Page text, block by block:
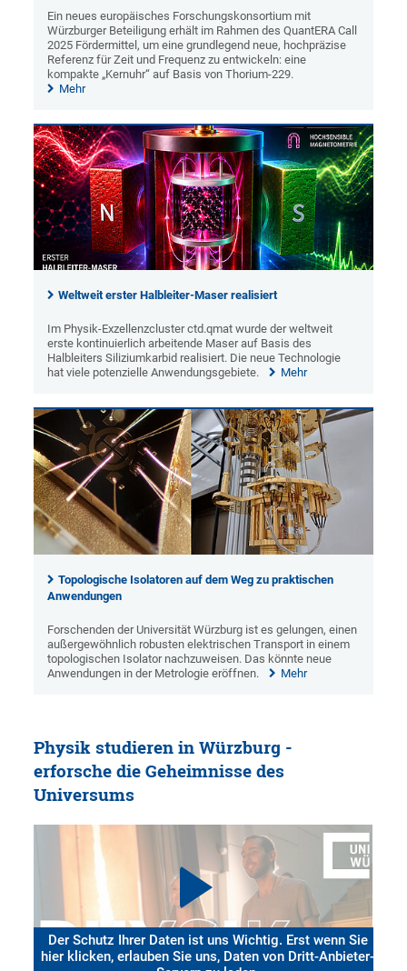
Ein neues europäisches Forschungskonsortium mit
Würzburger Beteiligung erhält im Rahmen des QuantERA Call
2025 Fördermittel, um eine grundlegend neue, hochpräzise
Referenz für Zeit und Frequenz zu entwickeln: eine
kompakte „Kernuhr“ auf Basis von Thorium-229.
Mehr
Weltweit erster Halbleiter-Maser realisiert
Im Physik-Exzellenzcluster ctd.qmat wurde der weltweit
erste kontinuierlich arbeitende Maser auf Basis des
Halbleiters Siliziumkarbid realisiert. Die neue Technologie
hat viele potenzielle Anwendungsgebiete.
Mehr
Topologische Isolatoren auf dem Weg zu praktischen
Anwendungen
Forschenden der Universität Würzburg ist es gelungen, einen
außergewöhnlich robusten elektrischen Transport in einem
topologischen Isolator nachzuweisen. Das könnte neue
Anwendungen in der Metrologie eröffnen.
Mehr
Physik studieren in Würzburg -
erforsche die Geheimnisse des
Universums
Der Schutz Ihrer Daten ist uns Wichtig. Erst wenn Sie
hier klicken, erlauben Sie uns, Daten von Dritt-Anbieter-